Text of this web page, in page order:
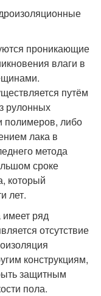
проникающие
влаги в
путём
рулонных
полимеров, либо
лака в
метода
сроке
который
лет.
ряд
отсутствие
конструкциям,
защитным
пола.